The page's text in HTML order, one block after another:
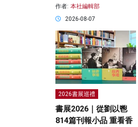
作者: 本社編輯部
2026-08-07
2026書展巡禮
書展2026｜從劉以鬯
814篇刊報小品 重看香